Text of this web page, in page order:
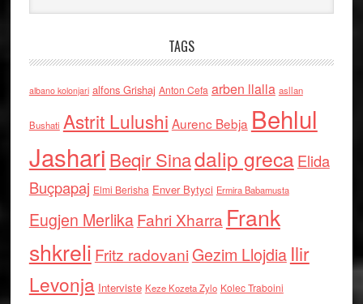
TAGS
albano kolonjari alfons Grishaj Anton Cefa arben llalla asllan
Bushati Astrit Lulushi Aurenc Bebja Behlul
Jashari Beqir Sinadalip grecaElida
Buçpapaj Elmi Berisha Enver Bytyci Ermira Babamusta
Eugjen MerlikaFahri Xharra Frank
shkreli Fritz radovaniGezim Llojdia Ilir
Levonja Interviste Keze Kozeta Zylo Kolec Traboini